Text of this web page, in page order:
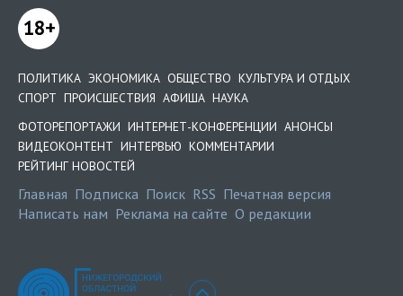
18+
ПОЛИТИКА ЭКОНОМИКА ОБЩЕСТВО КУЛЬТУРА И ОТДЫХ
СПОРТ ПРОИСШЕСТВИЯ АФИША НАУКА
ФОТОРЕПОРТАЖИ ИНТЕРНЕТ-КОНФЕРЕНЦИИ АНОНСЫ
ВИДЕОКОНТЕНТ ИНТЕРВЬЮ КОММЕНТАРИИ
РЕЙТИНГ НОВОСТЕЙ
Главная Подписка Поиск RSS Печатная версия
Написать нам Реклама на сайте О редакции